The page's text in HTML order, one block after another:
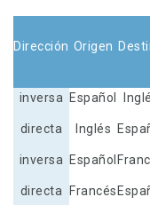
Dirección Origen
inversa Español
directa Inglés
inversa Español
directa Francés